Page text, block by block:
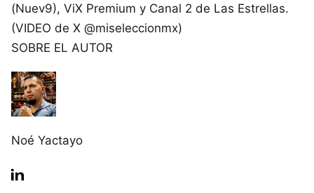
(Nuev9), ViX Premium y Canal 2 de Las Estrellas.
(VIDEO de X @miseleccionmx)
SOBRE EL AUTOR
Noé Yactayo